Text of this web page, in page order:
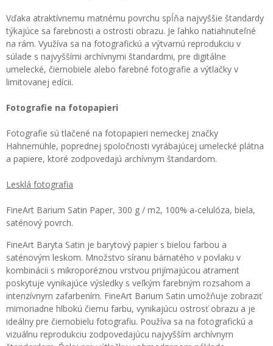
Vďaka atraktívnemu matnému povrchu spĺňa najvyššie štandardy
týkajúce sa farebnosti a ostrosti obrazu. Je ľahko natiahnuteľné
na rám. Využíva sa na fotografickú a výtvarnú reprodukciu v
súlade s najvyššími archívnymi štandardmi, pre digitálne
umelecké, čiernobiele alebo farebné fotografie a výtlačky v
limitovanej edícii.
Fotografie na fotopapieri
Fotografie sú tlačené na fotopapieri nemeckej značky
Hahnemühle, poprednej spoločnosti vyrábajúcej umelecké plátna
a papiere, ktoré zodpovedajú archívnym štandardom.
Lesklá fotografia
FineArt Barium Satin Paper, 300 g / m2, 100% a-celulóza, biela,
saténový povrch.
FineArt Baryta Satin je barytový papier s bielou farbou a
saténovým leskom. Množstvo síranu bárnatého v povlaku v
kombinácii s mikroporéznou vrstvou prijímajúcou atrament
poskytuje vynikajúce výsledky s veľkým farebným rozsahom a
intenzívnym zafarbením. FineArt Barium Satin umožňuje zobraziť
mimoriadne hlbokú čiernu farbu, vynikajúcu ostrosť obrazu a je
ideálny pre čiernobielu fotografiu. Používa sa na fotografickú a
vizuálnu reprodukciu zodpovedajúcu najvyšším archívnym